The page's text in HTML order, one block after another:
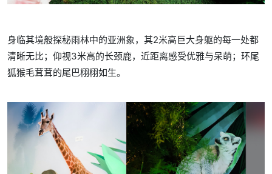
身临其境般探秘雨林中的亚洲象，其2米高巨大身躯的每一处都
清晰无比；仰视3米高的长颈鹿，近距离感受优雅与呆萌；环尾
狐猴毛茸茸的尾巴栩栩如生。